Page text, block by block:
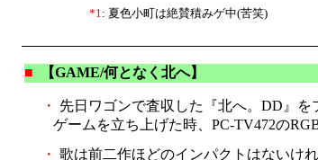
*1 : 夏色小町は絶賛積みゲ中(苦笑)
■ 【GAME/何となく北へ】
・
先日ワゴンで査収した『北へ。DD』を
ゲームを立ち上げた時、PC-TV472の
・ 歌は前二作ほどのインパクトはないけ